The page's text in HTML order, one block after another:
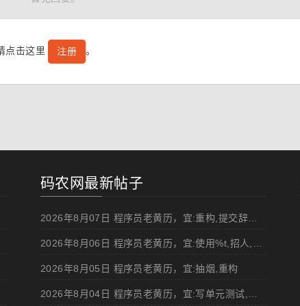
点击这里 注册 。
码农网最新帖子
2026年8月07日 程序员老黄历，宜:重构,提交辞职申请,申请加薪
2026年8月05日 程序员老黄历，宜:抽烟,重构